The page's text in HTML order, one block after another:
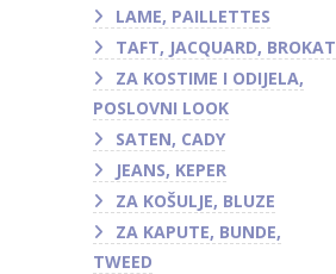
LAME, PAILLETTES
TAFT, JACQUARD, BROKAT
ZA KOSTIME I ODIJELA,
POSLOVNI LOOK
SATEN, CADY
JEANS, KEPER
ZA KOŠULJE, BLUZE
ZA KAPUTE, BUNDE,
TWEED